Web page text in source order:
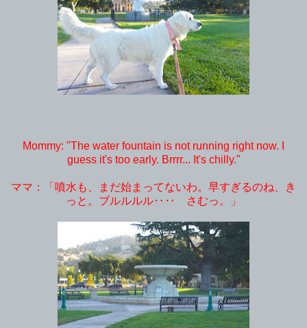
Mommy: "The water fountain is not running right now. I
guess it's too early. Brrrr... It's chilly."
ママ：「噴水も、まだ始まってないわ。早すぎるのね、き
っと。ブルルルル‥‥ さむっ。」